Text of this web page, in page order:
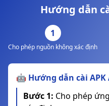
Hướng dẫn
1
Cho phép nguồn không xác định
🤖 Hướng dẫn cài APK
Bước 1: Cho phép